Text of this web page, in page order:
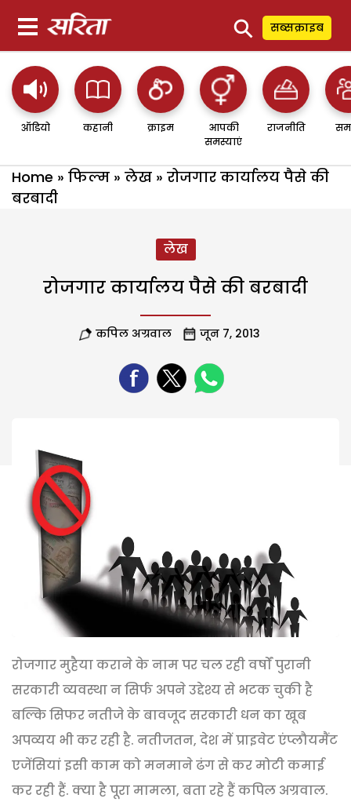
⚲ सब्सक्राइब
ऑडियो कहानी क्राइम
आपकी
समस्याएं
राजनीति
Home » फिल्म » लेख » रोजगार कार्यालय पैसे की
बरबादी
लेख
रोजगार कार्यालय पैसे की बरबादी
कपिल अग्रवाल जून 7, 2013
रोजगार मुहैया कराने के नाम पर चल रही वर्षों पुरानी
सरकारी व्यवस्था न सिर्फ अपने उद्देश्य से भटक चुकी है
बल्कि सिफर नतीजे के बावजूद सरकारी धन का खूब
अपव्यय भी कर रही है. नतीजतन, देश में प्राइवेट एंप्लौयमैंट
एजेंसियां इसी काम को मनमाने ढंग से कर मोटी कमाई
कर रही हैं. क्या है पूरा मामला, बता रहे हैं कपिल अग्रवाल.